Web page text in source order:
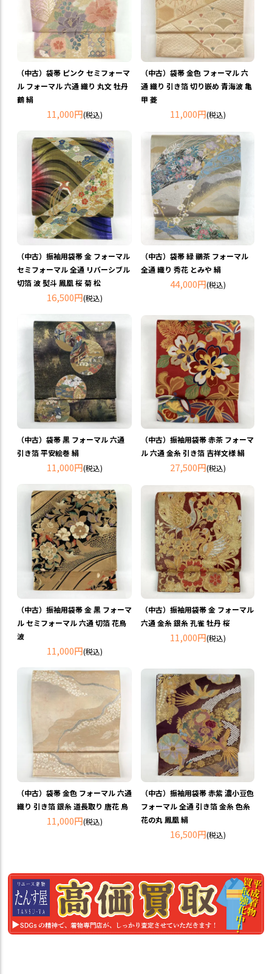
（中古）袋帯 ピンク セミフォーマ
ル フォーマル 六通 織り 丸文 牡丹
鶴 絹
11,000円(税込)
（中古）袋帯 金色 フォーマル 六
通 織り 引き箔 切り嵌め 青海波 亀
甲 菱
11,000円(税込)
（中古）振袖用袋帯 金 フォーマル
セミフォーマル 全通 リバーシブル
切箔 波 熨斗 鳳凰 桜 菊 松
16,500円(税込)
（中古）袋帯 緑 鶸茶 フォーマル
全通 織り 秀花 とみや 絹
44,000円(税込)
（中古）袋帯 黒 フォーマル 六通
引き箔 平安絵巻 絹
11,000円(税込)
（中古）振袖用袋帯 赤茶 フォーマ
ル 六通 金糸 引き箔 吉祥文様 絹
27,500円(税込)
（中古）振袖用袋帯 金 黒 フォーマ
ル セミフォーマル 六通 切箔 花鳥
波
11,000円(税込)
（中古）振袖用袋帯 金 フォーマル
六通 金糸 銀糸 孔雀 牡丹 桜
11,000円(税込)
（中古）袋帯 金色 フォーマル 六通
織り 引き箔 銀糸 道長取り 唐花 鳥
11,000円(税込)
（中古）振袖用袋帯 赤紫 濃小豆色
フォーマル 全通 引き箔 金糸 色糸
花の丸 鳳凰 絹
16,500円(税込)